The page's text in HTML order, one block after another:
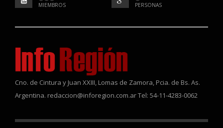
MIEMBROS PERSONAS
Cno. de Cintura y Juan XXIII, Lomas de Zamora, Pcia. de Bs. As.
Argentina. redaccion@inforegion.com.ar Tel: 54-11-4283-0062